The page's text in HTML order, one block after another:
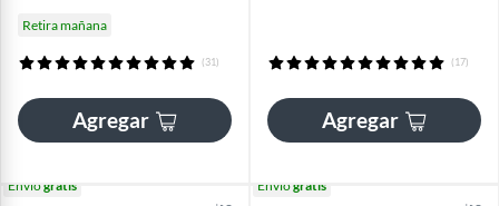
Retira mañana
(31)
Agregar
(17)
Agregar
Envíogratis Envíogratis